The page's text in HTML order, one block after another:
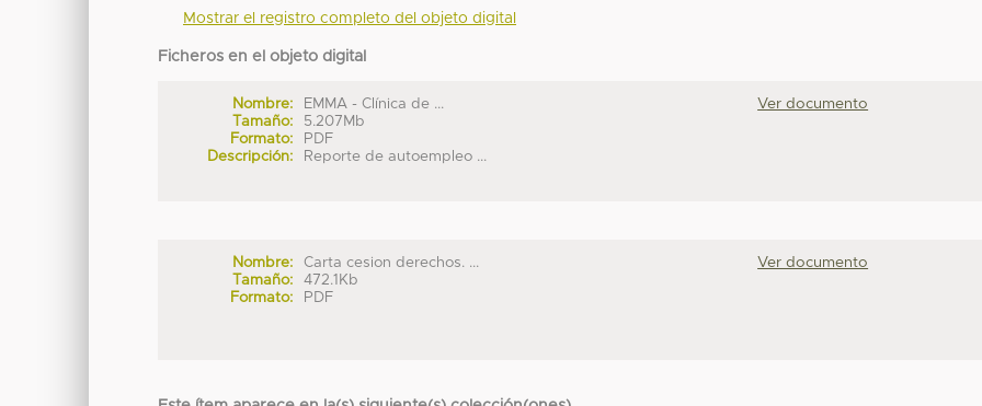
Mostrar el registro completo del objeto digital
Ficheros en el objeto digital
Nombre:
EMMA - Clínica de ...
Tamaño:
5.207Mb
Formato:
PDF
Descripción:
Reporte de autoempleo ...
Ver documento
Nombre:
Carta cesion derechos. ...
Tamaño:
472.1Kb
Formato:
PDF
Ver documento